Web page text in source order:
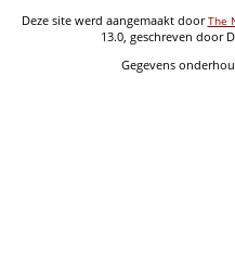
Deze site werd aangemaakt doorThe
13.0, geschreven door
Gegevens